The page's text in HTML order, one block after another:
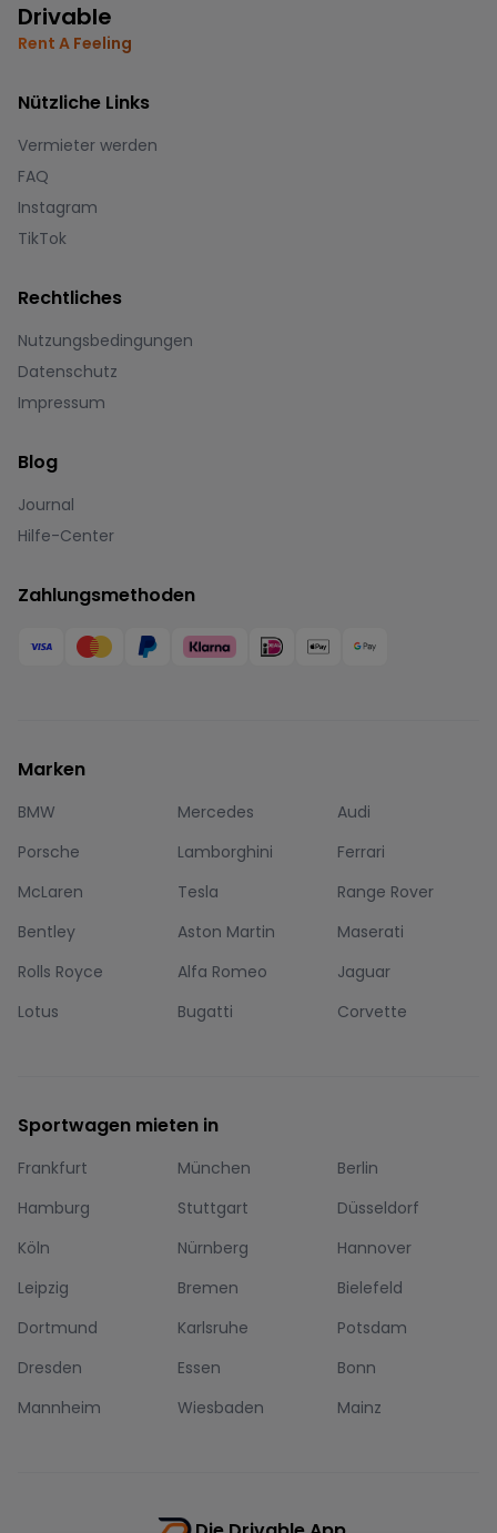
Drivable
Rent A Feeling
Nützliche Links
Vermieter werden
FAQ
Instagram
TikTok
Rechtliches
Nutzungsbedingungen
Datenschutz
Impressum
Blog
Journal
Hilfe-Center
Zahlungsmethoden
Marken
BMW Mercedes
Audi
Porsche
Lamborghini
Ferrari
McLaren
Tesla
Range Rover
Bentley
Aston Martin
Maserati
Rolls Royce
Alfa Romeo
Jaguar
Lotus
Bugatti Corvette
Sportwagen mieten in
Frankfurt München
Berlin
Hamburg
Stuttgart
Düsseldorf
Köln
Nürnberg
Hannover
Leipzig
Bremen
Bielefeld
Dortmund
Karlsruhe
Potsdam
Dresden
Essen
Bonn
Mannheim
Wiesbaden Mainz